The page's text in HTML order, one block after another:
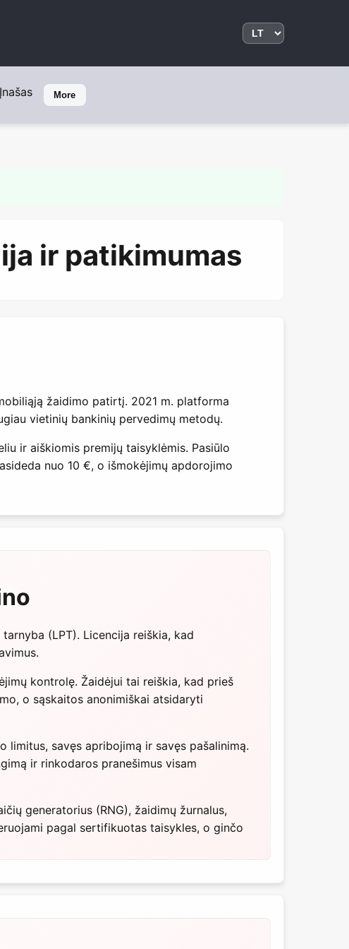
More
ir patikimumas
žaidimo patirtį. 2021 m. platforma
vietinių bankinių pervedimų metodų.
ir aiškiomis premijų taisyklėmis. Pasiūlo
nuo 10 €, o išmokėjimų apdorojimo
(LPT). Licencija reiškia, kad
kontrolę. Žaidėjui tai reiškia, kad prieš
o sąskaitos anonimiškai atsidaryti
savęs apribojimą ir savęs pašalinimą.
ir rinkodaros pranešimus visam
generatorius (RNG), žaidimų žurnalus,
pagal sertifikuotas taisykles, o ginčo